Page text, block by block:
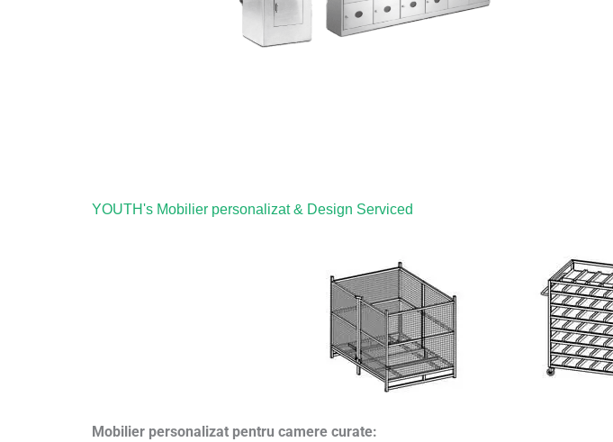
YOUTH's Mobilier personalizat & Design Serviced
Mobilier personalizat pentru camere curate: